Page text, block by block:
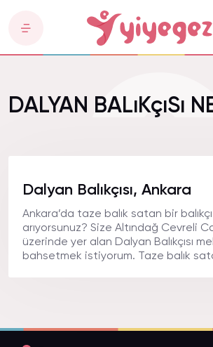
DALYAN BALıKçıSı
Dalyan Balıkçısı, Ankara
Ankara’da taze balık satan bir balıkçı
arıyorsunuz? Size Altındağ Cevreli
üzerinde yer alan Dalyan Balıkçısı
bahsetmek istiyorum. Taze balık